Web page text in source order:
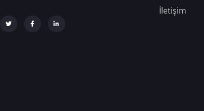
İletişim